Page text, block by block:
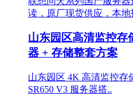
读，原厂现货供应，本地
山东园区高清监控存
器 + 存储整套方案
山东园区 4K 高清监控存
SR650 V3 服务器搭..